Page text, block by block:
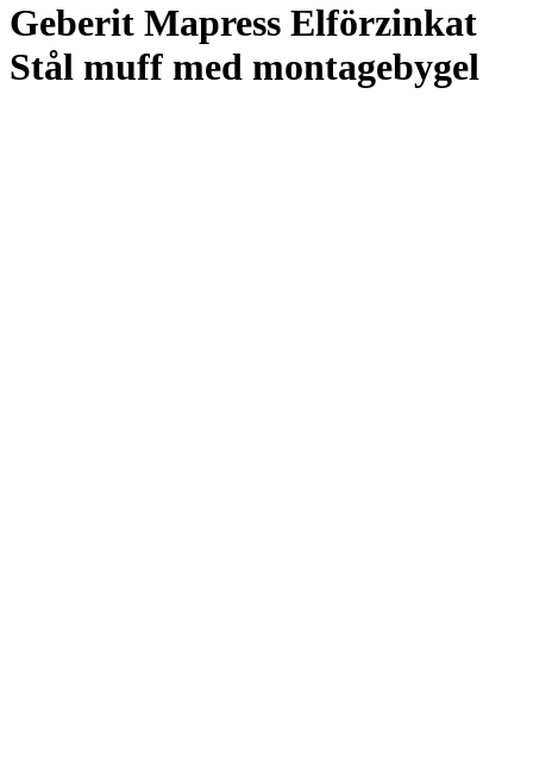
Geberit Mapress Elförzinkat
Stål muff med montagebygel